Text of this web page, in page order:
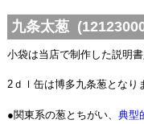
九条太葱
小袋は当店で制作した説明
2ｄｌ缶は博多九条葱となり
●関東系の葱とちがい、 典型